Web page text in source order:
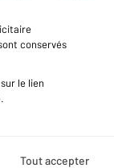
(58150)